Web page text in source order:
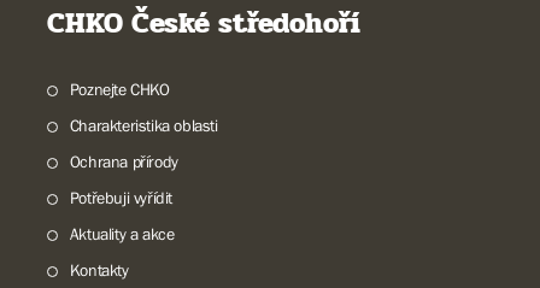
CHKO České středohoří
Poznejte CHKO
Charakteristika oblasti
Ochrana přírody
Potřebuji vyřídit
Aktuality a akce
Kontakty